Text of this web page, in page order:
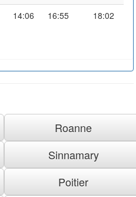
14:06 16:55 18:02
Roanne
Sinnamary
Poitier